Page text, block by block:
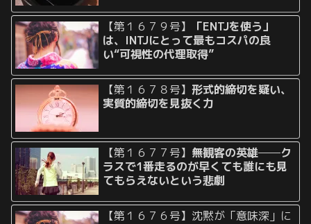
【第１６７９号】
「ENTJを使う」
は、INTJにとって最もコスパの良
い“可視性の代理取得”
【第１６７８号】形式的締切を疑い、
実質的締切を見抜く力
【第１６７７号】 無観客の英雄──ク
ラスで1番走るのが早くても誰にも見
てもらえないという悲劇
【第１６７６号】沈黙が「意味深」に